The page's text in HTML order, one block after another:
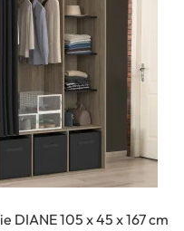
DIANE 105 x 45 x 167 cm